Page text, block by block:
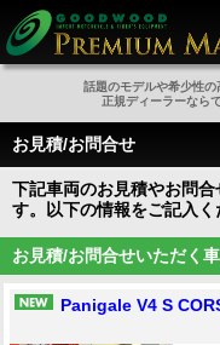
話題のモデルや希少性
正規ディーラーなら
お見積/お問合せ
下記車両のお見積やお問
す。以下の情報をご記入く
お見積/お問合せいただく
Panigale V4 S